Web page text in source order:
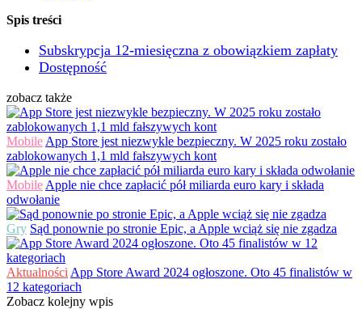
Spis treści
Subskrypcja 12-miesięczna z obowiązkiem zapłaty
Dostępność
zobacz także
Mobile App Store jest niezwykle bezpieczny. W 2025 roku zostało
zablokowanych 1,1 mld fałszywych kont
Mobile Apple nie chce zapłacić pół miliarda euro kary i składa
odwołanie
Gry Sąd ponownie po stronie Epic, a Apple wciąż się nie zgadza
Aktualności App Store Award 2024 ogłoszone. Oto 45 finalistów w
12 kategoriach
Zobacz kolejny wpis